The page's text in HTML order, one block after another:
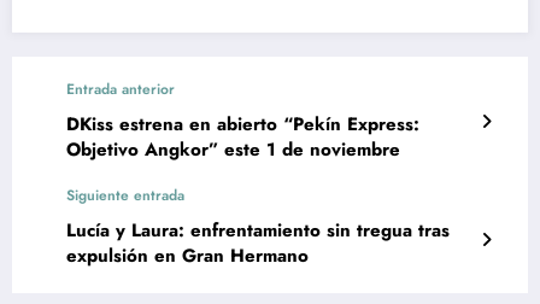
Entrada anterior
DKiss estrena en abierto “Pekín Express:
Objetivo Angkor” este 1 de noviembre
Siguiente entrada
Lucía y Laura: enfrentamiento sin tregua tras
expulsión en Gran Hermano